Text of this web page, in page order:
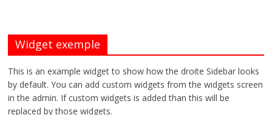
Widget exemple
This is an example widget to show how the droite Sidebar looks
by default. You can add custom widgets from the widgets screen
in the admin. If custom widgets is added than this will be
replaced by those widgets.